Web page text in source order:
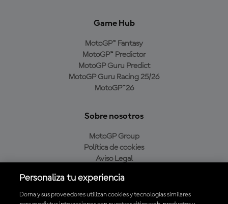
Game Hub
MotoGP™ Fantasy
MotoGP™ Predictor
MotoGP Guru Predict
MotoGP Guru Racing 25/26
MotoGP™26
Sobre nosotros
MotoGP Group
Política de cookies
Aviso Legal
Política de compra
Personaliza tu experiencia
Dorna y sus proveedores utilizan cookies y tecnologías similares